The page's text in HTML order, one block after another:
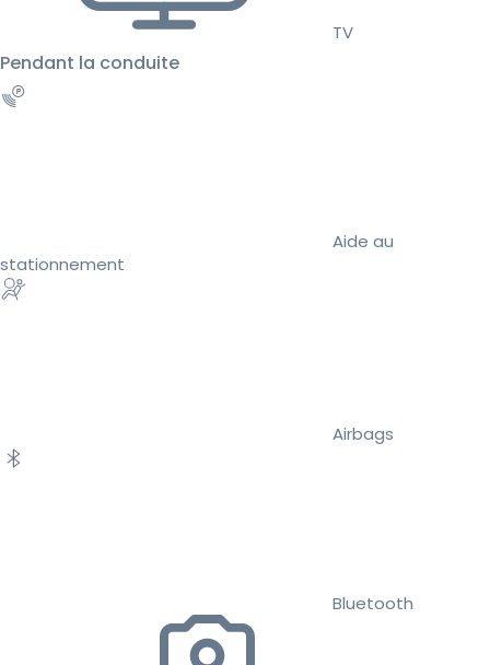
TV
Pendant la conduite
Aide au
stationnement
Airbags
Bluetooth